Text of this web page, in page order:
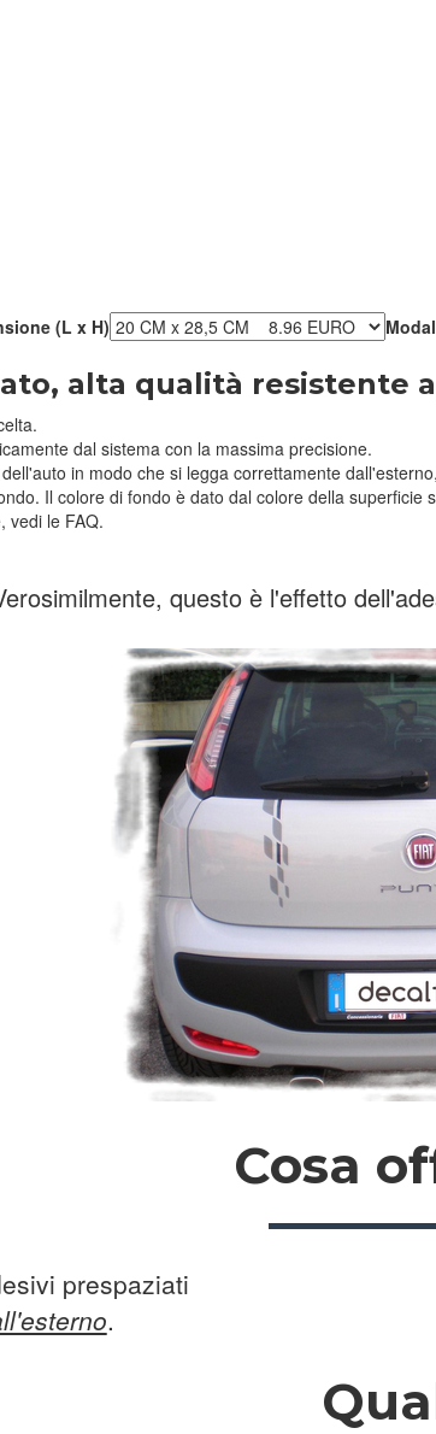
(L x H)
alta qualità resistente
dal sistema con la massima precisione.
dell'auto in modo che si legga correttamente
Il colore di fondo è dato dal colore della superficie
vedi le FAQ.
questo è l'effetto
Cosa
prespaziati
.